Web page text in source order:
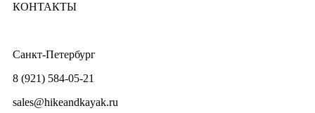
КОНТАКТЫ
Санкт-Петербург
8 (921) 584-05-21
sales@hikeandkayak.ru